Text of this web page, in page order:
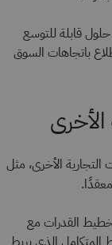
قابلة للتوسع
باتجاهات السوق
الأخرى، مثل
تخطيط القدرات مع